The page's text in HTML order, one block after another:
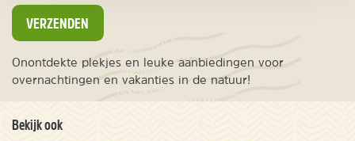
VERZENDEN
Onontdekte plekjes en leuke aanbiedingen voor
overnachtingen en vakanties in de natuur!
Bekijk ook